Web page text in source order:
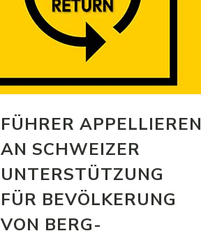
FÜHRER APPELLIEREN
AN SCHWEIZER
UNTERSTÜTZUNG
FÜR BEVÖLKERUNG
VON BERG-